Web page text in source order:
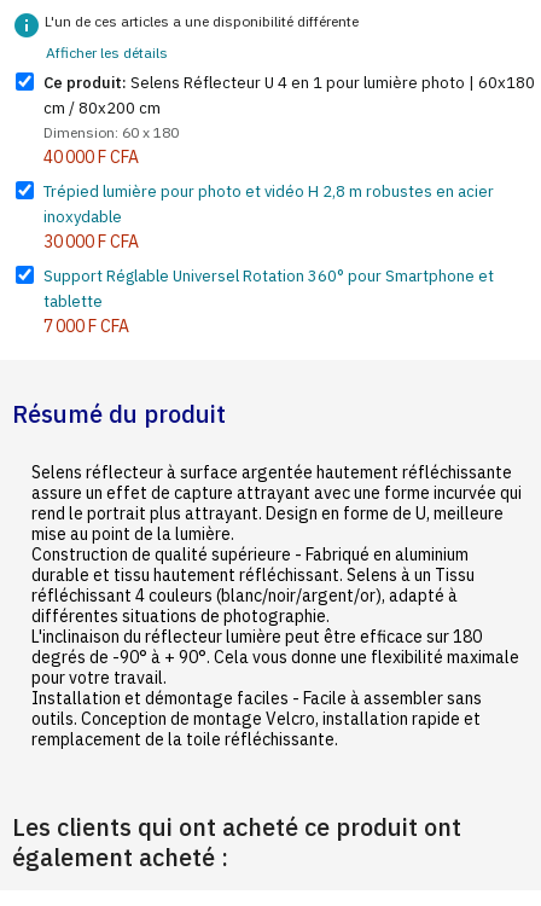
info L'un de ces articles a une disponibilité différente
Afficher les détails
Ce produit: Selens Réflecteur U 4 en 1 pour lumière photo | 60x180
cm / 80x200 cm
Dimension: 60 x 180
40 000 F CFA
Trépied lumière pour photo et vidéo H 2,8 m robustes en acier
inoxydable
30 000 F CFA
Support Réglable Universel Rotation 360° pour Smartphone et
tablette
7 000 F CFA
Résumé du produit
Selens réflecteur à surface argentée hautement réfléchissante
assure un effet de capture attrayant avec une forme incurvée qui
rend le portrait plus attrayant. Design en forme de U, meilleure
mise au point de la lumière.
Construction de qualité supérieure - Fabriqué en aluminium
durable et tissu hautement réfléchissant. Selens à un Tissu
réfléchissant 4 couleurs (blanc/noir/argent/or), adapté à
différentes situations de photographie.
L'inclinaison du réflecteur lumière peut être efficace sur 180
degrés de -90° à + 90°. Cela vous donne une flexibilité maximale
pour votre travail.
Installation et démontage faciles - Facile à assembler sans
outils. Conception de montage Velcro, installation rapide et
remplacement de la toile réfléchissante.
Les clients qui ont acheté ce produit ont
également acheté :